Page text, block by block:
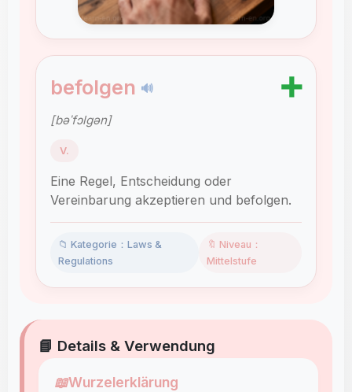
befolgen 🔊 ➕
[bəˈfɔlɡən]
V.
Eine Regel, Entscheidung oder
Vereinbarung akzeptieren und befolgen.
📁 Kategorie：Laws &
Regulations
🔖 Niveau：
Mittelstufe
📘 Details & Verwendung
📖Wurzelerklärung